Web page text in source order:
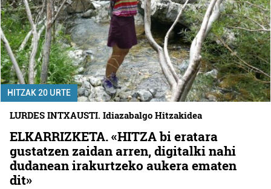
HITZAK 20 URTE
LURDES INTXAUSTI. Idiazabalgo Hitzakidea
ELKARRIZKETA. «HITZA bi eratara
gustatzen zaidan arren, digitalki nahi
dudanean irakurtzeko aukera ematen
dit»